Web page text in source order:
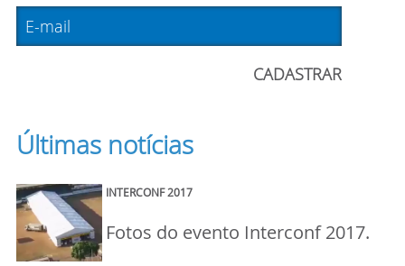
Últimas notícias
INTERCONF 2017
Fotos do evento Interconf 2017.